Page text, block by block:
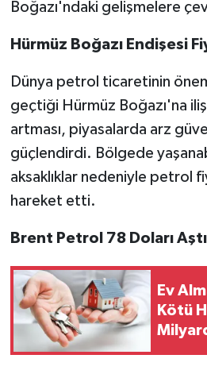
Boğazı'ndaki gelişmelere
Hürmüz Boğazı Endişesi
Dünya petrol ticaretinin
geçtiği Hürmüz Boğazı'na
artması, piyasalarda arz
güçlendirdi. Bölgede
aksaklıklar nedeniyle petrol
hareket etti.
Brent Petrol 78 Doları Aştı
Ev
Kötü